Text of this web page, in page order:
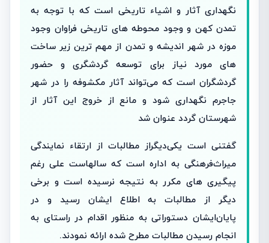
نگهداری آثار و اشیاء تاریخی است که با توجه به
تمدن کهن و وجود محوطه های تاریخی فراوان وجود
موزه در شهر اندیشه و تمدن از مهم ترین زیر ساخت
های مورد نیاز برای توسعه گردشگری و حضور
گردشگران است که می‌تواند آثار مکشوفه را در شهر
جاجرم نگهداری شود و مانع از خروج این آثار از
شهرستان گردد عنوان شد
گفتنی است یکی‌دیگر‌از مطالبات از ارتقاء نمایندگی
میراث‌فرهنگی به اداره است که سالهاست علی رغم
پیگیری های مکرر به نتیجه نرسیده است ‌و برخی
دیگر از مطالبات به اطلاع ایشان رسید و در
پایان‌ایشان دستوراتی به منظور اقدام در راستای به
انجام رسیدن مطالبات مطرح شده ارائه نمودند.